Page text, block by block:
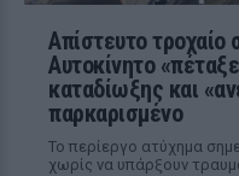
Απίστευτο τροχαίο
Αυτοκίνητο
καταδίωξης και
παρκαρισμένο
Το περίεργο ατύχημα
χωρίς να υπάρξουν